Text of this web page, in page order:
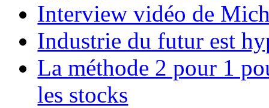
Interview vidéo de
Industrie du futur est
La méthode 2 pour 1
les stocks